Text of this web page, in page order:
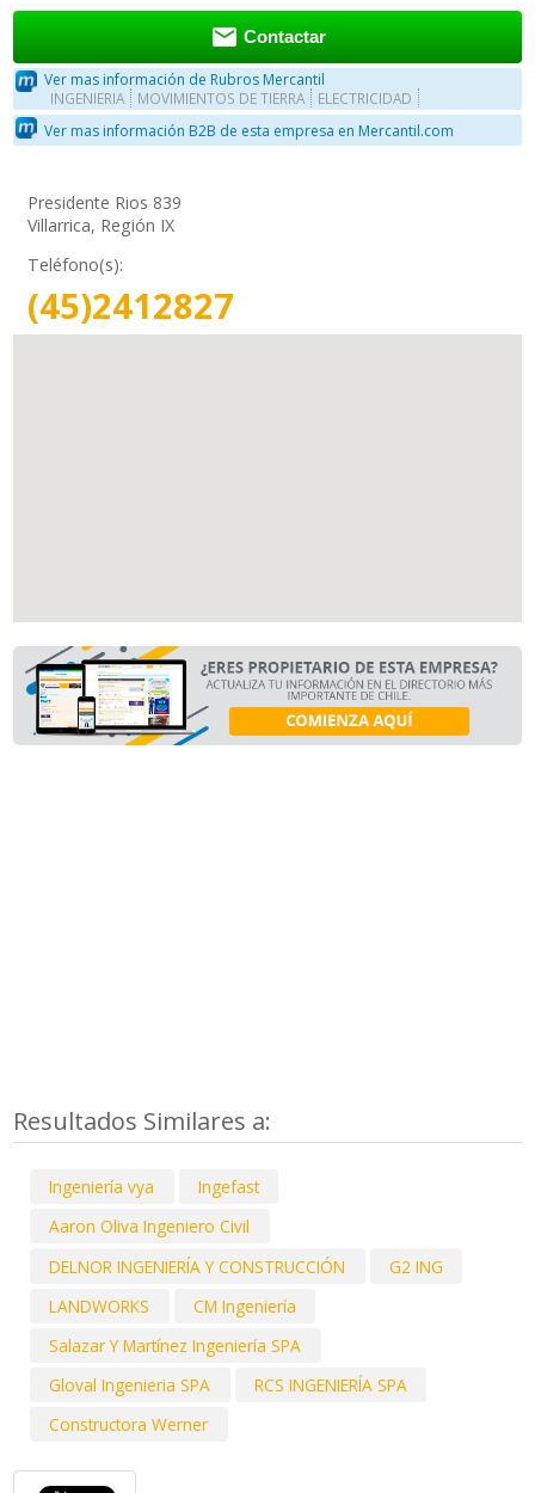
 Contactar
Ver mas información de Rubros Mercantil
INGENIERIA MOVIMIENTOS DE TIERRA ELECTRICIDAD
Ver mas información B2B de esta empresa en Mercantil.com
Presidente Rios 839
Villarrica, Región IX
Teléfono(s):
(45)2412827
Resultados Similares a:
Ingeniería vya
Ingefast
Aaron Oliva Ingeniero Civil
DELNOR INGENIERÍA Y CONSTRUCCIÓN
G2 ING
LANDWORKS
CM Ingeniería
Salazar Y Martínez Ingeniería SPA
Gloval Ingenieria SPA
RCS INGENIERÍA SPA
Constructora Werner